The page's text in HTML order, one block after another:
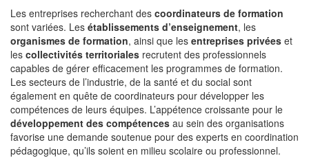
Les entreprises recherchant des coordinateurs de formation
sont variées. Les établissements d’enseignement, les
organismes de formation, ainsi que les entreprises privées et
les collectivités territoriales recrutent des professionnels
capables de gérer efficacement les programmes de formation.
Les secteurs de l’industrie, de la santé et du social sont
également en quête de coordinateurs pour développer les
compétences de leurs équipes. L’appétence croissante pour le
développement des compétences au sein des organisations
favorise une demande soutenue pour des experts en coordination
pédagogique, qu’ils soient en milieu scolaire ou professionnel.